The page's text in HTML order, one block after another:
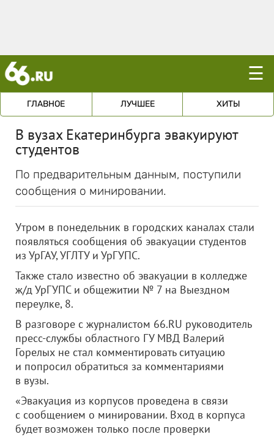
☰
ГЛАВНОЕ ЛУЧШЕЕ ХИТЫ
В вузах Екатеринбурга эвакуируют
студентов
По предварительным данным, поступили
сообщения о минировании.
Утром в понедельник в городских каналах стали
появляться сообщения об эвакуации студентов
из УрГАУ, УГЛТУ и УрГУПС.
Также стало известно об эвакуации в колледже
ж/д УрГУПС и общежитии № 7 на Выездном
переулке, 8.
В разговоре с журналистом 66.RU руководитель
пресс-службы областного ГУ МВД Валерий
Горелых не стал комментировать ситуацию
и попросил обратиться за комментариями
в вузы.
«Эвакуация из корпусов проведена в связи
с сообщением о минировании. Вход в корпуса
будет возможен только после проверки